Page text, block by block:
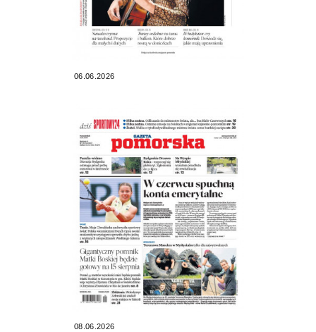
06.06.2026
08.06.2026